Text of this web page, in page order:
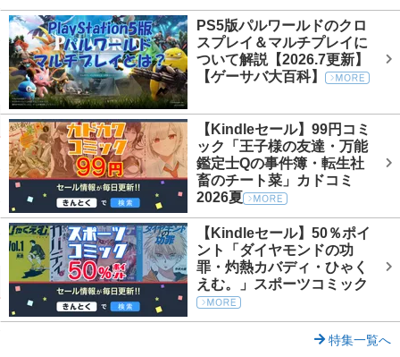
PS5版パルワールドのクロ
スプレイ＆マルチプレイに
ついて解説【2026.7更新】
【ゲーサバ大百科】
【Kindleセール】99円コミ
ック「王子様の友達・万能
鑑定士Qの事件簿・転生社
畜のチート菜」カドコミ
2026夏
【Kindleセール】50％ポイ
ント「ダイヤモンドの功
罪・灼熱カバディ・ひゃく
えむ。」スポーツコミック
特集一覧へ